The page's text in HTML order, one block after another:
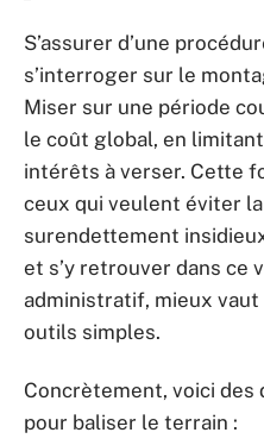
S’assurer d’une
s’interroger sur le
Miser sur une période
le coût global, en
intérêts à verser. Cette
ceux qui veulent éviter la
surendettement
et s’y retrouver dans ce
administratif, mieux vaut
outils simples.
Concrètement, voici des
pour baliser le terrain :